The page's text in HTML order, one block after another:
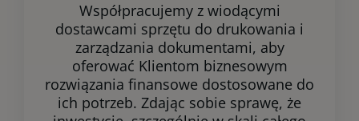
Współpracujemy z wiodącymi
dostawcami sprzętu do drukowania i
zarządzania dokumentami, aby
oferować Klientom biznesowym
rozwiązania finansowe dostosowane do
ich potrzeb. Zdając sobie sprawę, że